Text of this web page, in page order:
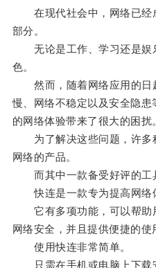
在现代社会中，网络已经
部分。
无论是工作、学习还是娱
色。
然而，随着网络应用的日
慢、网络不稳定以及安全隐
的网络体验带来了很大的困扰
为了解决这些问题，许多
网络的产品。
而其中一款备受好评的工具
快连是一款专为提高网络
它有多项功能，可以帮助
网络安全，并且提供便捷的使
使用快连非常简单。
只需在手机或电脑上下载